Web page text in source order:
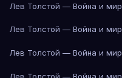
Лев Толстой — Война и мир
Лев Толстой — Война и мир
Лев Толстой — Война и мир